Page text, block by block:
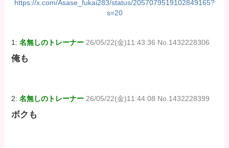
https://x.com/Asase_fukai283/status/2057079519102849165?
s=20
1:名無しのトレーナー 26/05/22(金)11:43:36 No.1432228306
俺も
2:名無しのトレーナー 26/05/22(金)11:44:08 No.1432228399
ボクも